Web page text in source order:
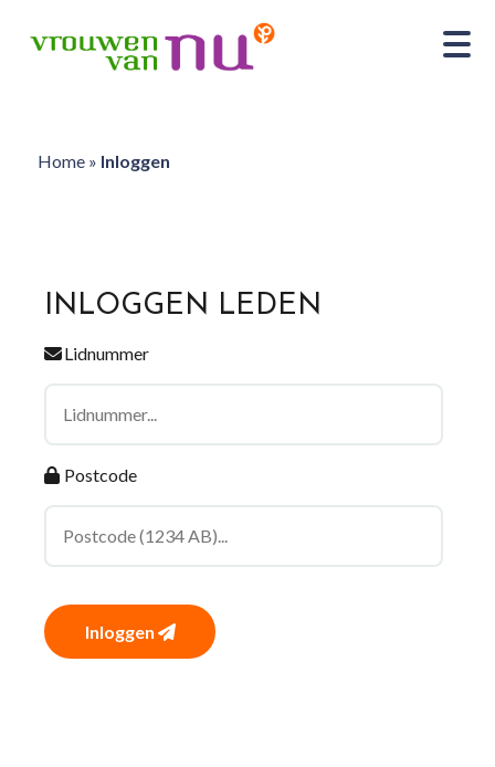
Home» Inloggen
INLOGGEN LEDEN
Lidnummer
Postcode
Inloggen